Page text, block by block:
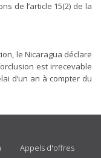
de l’article 15(2) de la
le Nicaragua déclare
est irrecevable
d’un an à compter du
Appels d'offres